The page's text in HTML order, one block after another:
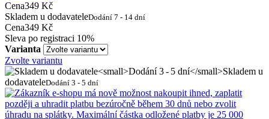
Cena349 Kč
Skladem u dodavateleDodání 7 - 14 dní
Cena349 Kč
Sleva po registraci 10%
Varianta
Zvolte variantu
Skladem u
dodavateleDodání 3 - 5 dní